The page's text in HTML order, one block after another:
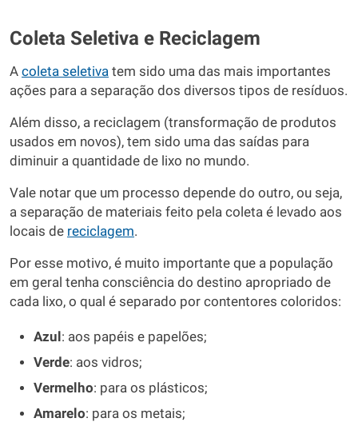
Coleta Seletiva e Reciclagem
A coleta seletiva tem sido uma das mais importantes
ações para a separação dos diversos tipos de resíduos.
Além disso, a reciclagem (transformação de produtos
usados em novos), tem sido uma das saídas para
diminuir a quantidade de lixo no mundo.
Vale notar que um processo depende do outro, ou seja,
a separação de materiais feito pela coleta é levado aos
locais de reciclagem.
Por esse motivo, é muito importante que a população
em geral tenha consciência do destino apropriado de
cada lixo, o qual é separado por contentores coloridos:
Azul : aos papéis e papelões;
Verde: aos vidros;
Vermelho: para os plásticos;
Amarelo: para os metais;